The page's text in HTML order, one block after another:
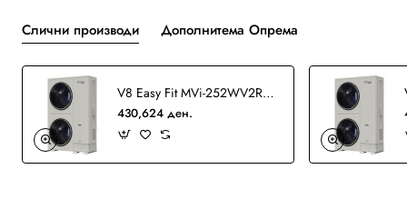
Слични производи Дополнитема Опрема
V8 Easy Fit MVi-252WV2RN1(B) VRF
430,624 ден.